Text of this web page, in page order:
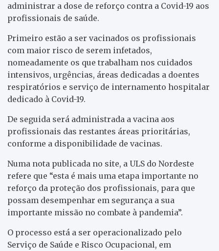
administrar a dose de reforço contra a Covid-19 aos
profissionais de saúde.
Primeiro estão a ser vacinados os profissionais
com maior risco de serem infetados,
nomeadamente os que trabalham nos cuidados
intensivos, urgências, áreas dedicadas a doentes
respiratórios e serviço de internamento hospitalar
dedicado à Covid-19.
De seguida será administrada a vacina aos
profissionais das restantes áreas prioritárias,
conforme a disponibilidade de vacinas.
Numa nota publicada no site, a ULS do Nordeste
refere que “esta é mais uma etapa importante no
reforço da proteção dos profissionais, para que
possam desempenhar em segurança a sua
importante missão no combate à pandemia”.
O processo está a ser operacionalizado pelo
Serviço de Saúde e Risco Ocupacional, em